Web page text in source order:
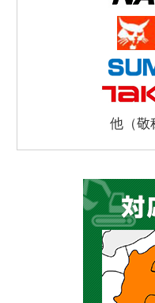
他（敬